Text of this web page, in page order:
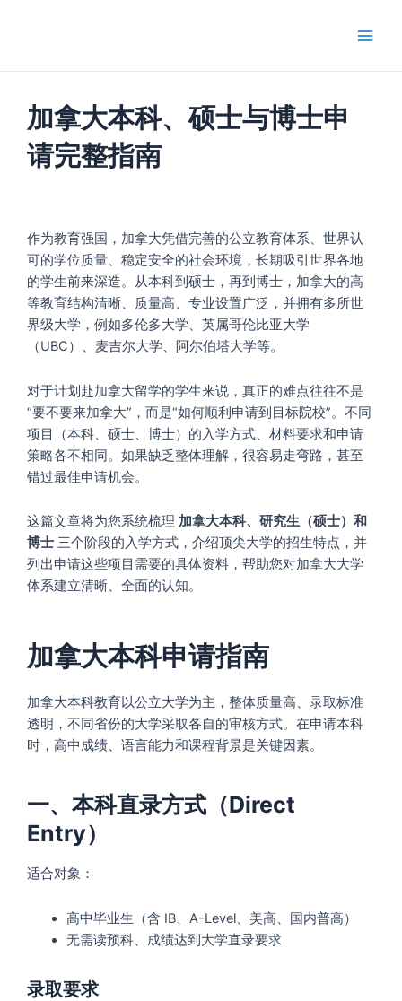
加拿大本科、硕士与博士申
请完整指南
作为教育强国，加拿大凭借完善的公立教育体系、世界认
可的学位质量、稳定安全的社会环境，长期吸引世界各地
的学生前来深造。从本科到硕士，再到博士，加拿大的高
等教育结构清晰、质量高、专业设置广泛，并拥有多所世
界级大学，例如多伦多大学、英属哥伦比亚大学
（UBC）、麦吉尔大学、阿尔伯塔大学等。
对于计划赴加拿大留学的学生来说，真正的难点往往不是
“要不要来加拿大”，而是“如何顺利申请到目标院校”。不同
项目（本科、硕士、博士）的入学方式、材料要求和申请
策略各不相同。如果缺乏整体理解，很容易走弯路，甚至
错过最佳申请机会。
这篇文章将为您系统梳理 加拿大本科、研究生（硕士）和
博士 三个阶段的入学方式，介绍顶尖大学的招生特点，并
列出申请这些项目需要的具体资料，帮助您对加拿大大学
体系建立清晰、全面的认知。
加拿大本科申请指南
加拿大本科教育以公立大学为主，整体质量高、录取标准
透明，不同省份的大学采取各自的审核方式。在申请本科
时，高中成绩、语言能力和课程背景是关键因素。
一、本科直录方式（Direct
Entry）
适合对象：
高中毕业生（含 IB、A-Level、美高、国内普高）
无需读预科、成绩达到大学直录要求
录取要求